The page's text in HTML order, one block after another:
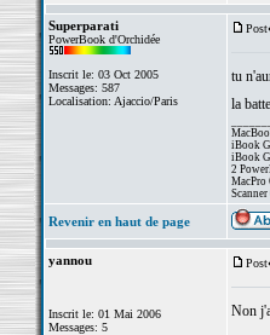
Superparati
PowerBook d'Orchidée
Inscrit le: 03 Oct 2005
Messages: 587
Localisation: Ajaccio/Paris
tu
la
iBook
iBook
2
Revenir en haut de page
yannou
Inscrit le: 01 Mai 2006
Messages: 5
Non